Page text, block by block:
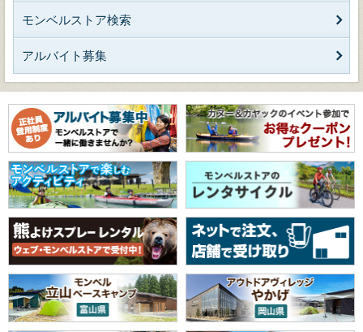
モンベルストア検索
アルバイト募集